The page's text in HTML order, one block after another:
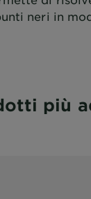
neri in
più